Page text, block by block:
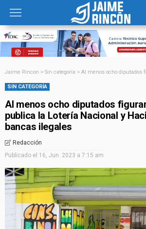
Jaime Rincon > Sin categoría > Al menos ocho diputados figuran en la lista que
SIN CATEGORÍA
Al menos ocho diputados
publica la Lotería Nacional y
bancas ilegales
Redacción
Publicado el 16, Jun. 2023 a 7:15 am